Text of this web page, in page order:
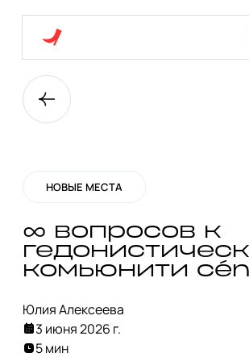
НОВЫЕ МЕСТА
∞ вопросов к
комьюнити
Юлия Алексеева
3 июня 2026 г.
5 мин